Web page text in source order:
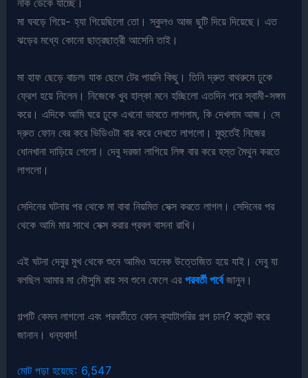
নাক ডেকে যাচ্ছে।
মা ঘবড়ে গিয়ে- হ্যা গিয়েছিলো তো। স্কুলও আজ ছুটি দিয়ে দিয়েছে। এত
ঝড়ের মধ্যে কোনো ছাত্রছাত্রী আসেনি তাই।
মা হাফ ছেড়ে বাচল৷ যাক ছেলে টের পায়নি কিছু। তিনি দ্রুত বাথরুমে ঢুকে
ফ্রেশ হয়ে নিলেন। নিজেকে খুব হাল্কা মনে হচ্ছিলো এতদিন পরে স্বামী-সঙ্গম
করে। এদিকে আমি ঘরে ঢুকে এখনো ভাবতে লাগলাম, কি দেখলাম আজ। সে
দ্রুত ফোন বের করে ভিডিওটা বার করে দেখতে লাগলো। মুহুর্তেই নিজের
ধোনখানা দাড়িয়ে গেলো। দেবু দরজা লাগিয়ে লিঙ্গ বার করে হস্ত মৈথুন করতে
লাগলো।
সেদিনের ঘটনার পর থেকে মা বাবা নিয়মিত সেক্স করতে লাগল। সেদিনের পর
থেকে আমি মার সাথে সেক্স করার প্রবল বাসনা রাখি।
এই ঘটনা দেবুর মুখ থেকে শুনে আমিও অনেক উত্তেজিত হয়ে যাই। দেবু যা
বলছিল আমার মা মৌসুমি রায় সব শুনে ফেলে এরপরবর্তী পর্বেজানুন।
গল্পটি কেমন লাগলো এবং পরবর্তীতে কোন ক্যাটাগরির গল্প চান? কমেন্ট করে
জানান। ধন্যবাদ!
মোট পড়া হয়েছে: 6,547